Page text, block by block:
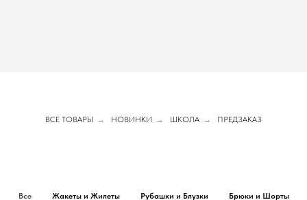
ВСЕ ТОВАРЫ → НОВИНКИ → ШКОЛА → ПРЕДЗАКАЗ
Все Жакеты и Жилеты Рубашки и Блузки
Брюки и Шорты